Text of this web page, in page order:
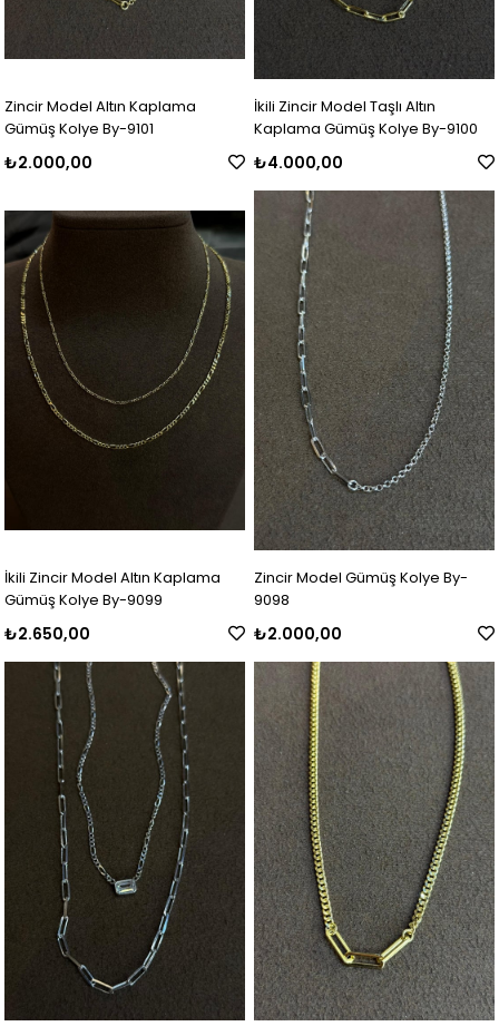
Zincir Model Altın Kaplama
Gümüş Kolye By-9101
₺2.000,00
İkili Zincir Model Taşlı Altın
Kaplama Gümüş Kolye By-9100
₺4.000,00
İkili Zincir Model Altın Kaplama
Gümüş Kolye By-9099
₺2.650,00
Zincir Model Gümüş Kolye By-
9098
₺2.000,00